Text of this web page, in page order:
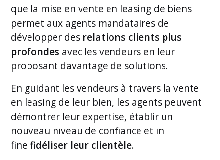
que la mise en vente en leasing de biens
permet aux agents mandataires de
développer des relations clients plus
profondes avec les vendeurs en leur
proposant davantage de solutions.
En guidant les vendeurs à travers la vente
en leasing de leur bien, les agents peuvent
démontrer leur expertise, établir un
nouveau niveau de confiance et in
finefidéliser leur clientèle.